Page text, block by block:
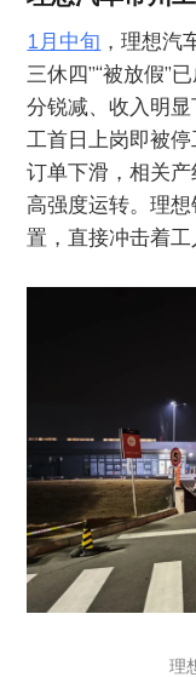
1月中旬 ，理想汽
三休四”“被放假”
分锐减、收入明
工首日上岗即被
订单下滑，相关
高强度运转。理
置，直接冲击着工
理